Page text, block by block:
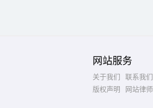
网站服务
关于我们 联系我们
版权声明
网站律师